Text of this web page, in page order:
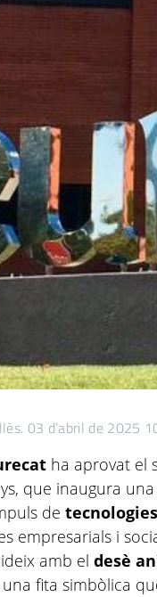
03 d’abril de 2025
ha aprovat el
que inaugura
de
empresarials i
amb eldesè
una fita simbòlica